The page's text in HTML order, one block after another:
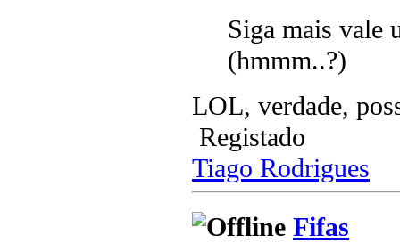
Siga mais vale
(hmmm..?)
LOL, verdade,
Registado
Tiago Rodrigues
Fifas